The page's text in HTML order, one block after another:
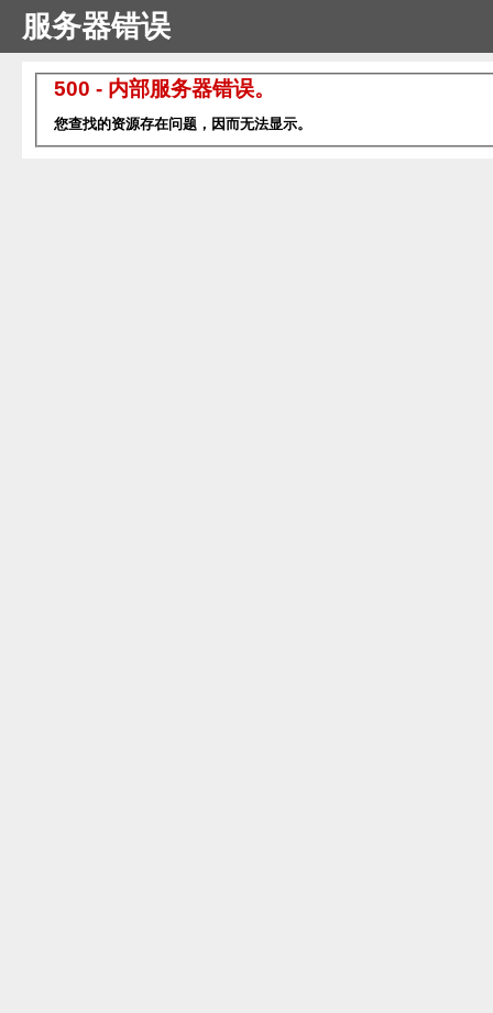
服务器错误
500 - 内部服务器错误。
您查找的资源存在问题，因而无法显示。